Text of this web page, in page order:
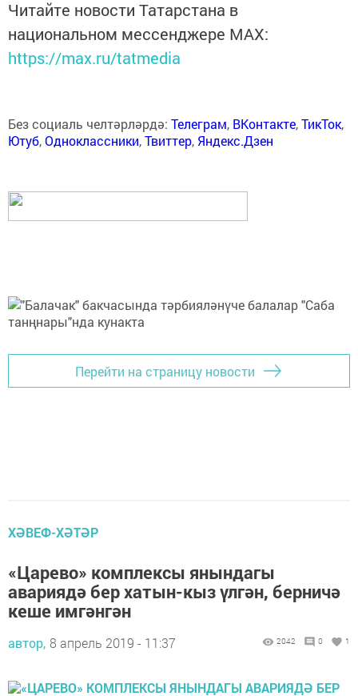
Читайте новости Татарстана в
национальном мессенджере MАХ:
https://max.ru/tatmedia
Без социаль челтәрләрдә: Телеграм, ВКонтакте,ТикТок,
Ютуб,Одноклассники,Твиттер, Яндекс.Дзен
Перейти на страницу новости
ХӘВЕФ-ХӘТӘР
«Царево» комплексы янындагы
авариядә бер хатын-кыз үлгән, берничә
кеше имгәнгән
автор, 8 апрель 2019 - 11:37 2042 0 1